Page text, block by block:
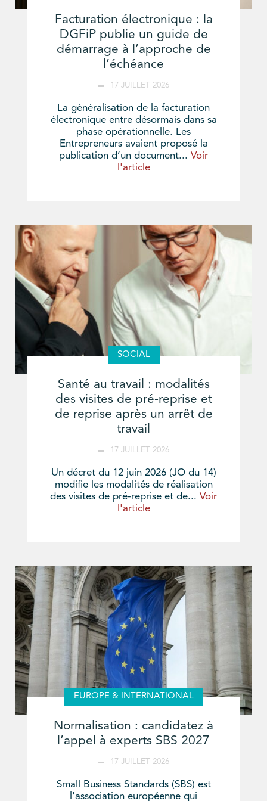
Facturation électronique : la
DGFiP publie un guide de
démarrage à l’approche de
l’échéance
17 JUILLET 2026
La généralisation de la facturation
électronique entre désormais dans sa
phase opérationnelle. Les
Entrepreneurs avaient proposé la
publication d’un document... Voir
l'article
SOCIAL
Santé au travail : modalités
des visites de pré-reprise et
de reprise après un arrêt de
travail
17 JUILLET 2026
Un décret du 12 juin 2026 (JO du 14)
modifie les modalités de réalisation
des visites de pré-reprise et de... Voir
l'article
EUROPE & INTERNATIONAL
Normalisation : candidatez à
l’appel à experts SBS 2027
17 JUILLET 2026
Small Business Standards (SBS) est
l'association européenne qui